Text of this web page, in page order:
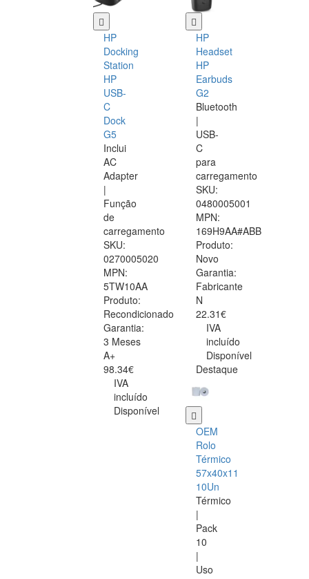
HP
Docking
Station
HP
USB-
C
Dock
G5
Inclui
AC
Adapter
|
Função
de
carregamento
SKU:
0270005020
MPN:
5TW10AA
Produto:
Recondicionado
Garantia:
3 Meses
A+
98.34€
IVA
incluído
Disponível
HP
Headset
HP
Earbuds
G2
Bluetooth
|
USB-
C
para
carregamento
SKU:
0480005001
MPN:
169H9AA#ABB
Produto:
Novo
Garantia:
Fabricante
N
22.31€
IVA
incluído
Disponível
Destaque
OEM
Rolo
Térmico
57x40x11
10Un
Térmico
|
Pack
10
|
Uso